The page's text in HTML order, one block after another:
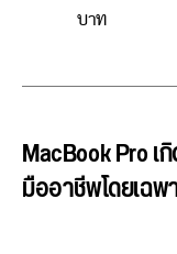
บาท
MacBook Pro
มืออาชีพโดยเฉพ